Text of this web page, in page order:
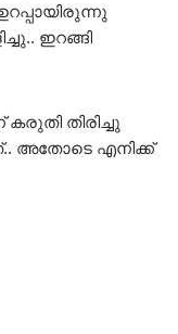
ഇറങ്ങി
തിരിച്ചു
അതോടെ എനിക്ക്